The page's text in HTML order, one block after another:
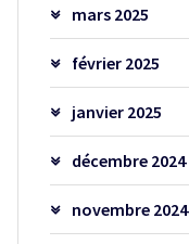
mars 2025
février 2025
janvier 2025
décembre 2024
novembre 2024